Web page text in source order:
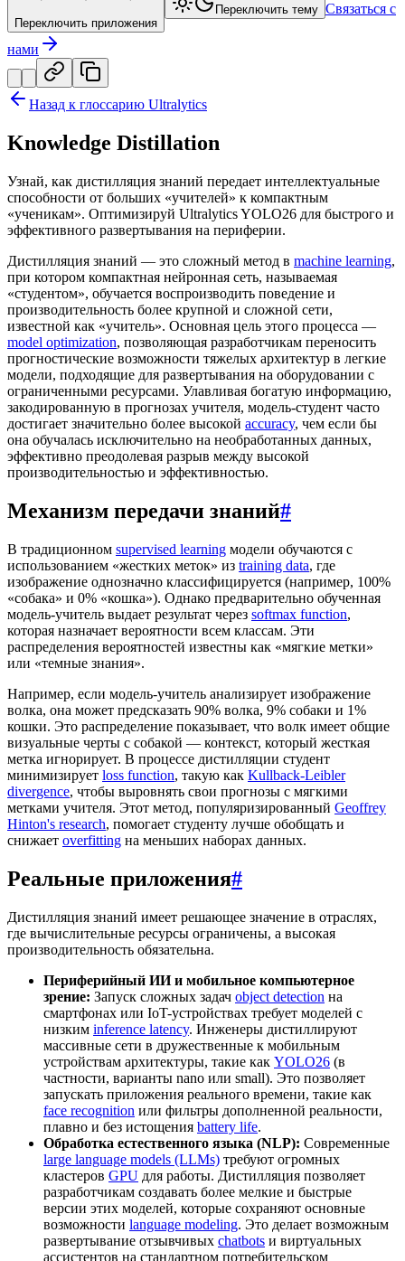
Переключить приложения
Переключить тему Связаться с
нами
Назад к глоссарию Ultralytics
Knowledge Distillation
Узнай, как дистилляция знаний передает интеллектуальные
способности от больших «учителей» к компактным
«ученикам». Оптимизируй Ultralytics YOLO26 для быстрого и
эффективного развертывания на периферии.
Дистилляция знаний — это сложный метод в machine learning,
при котором компактная нейронная сеть, называемая
«студентом», обучается воспроизводить поведение и
производительность более крупной и сложной сети,
известной как «учитель». Основная цель этого процесса —
model optimization, позволяющая разработчикам переносить
прогностические возможности тяжелых архитектур в легкие
модели, подходящие для развертывания на оборудовании с
ограниченными ресурсами. Улавливая богатую информацию,
закодированную в прогнозах учителя, модель-студент часто
достигает значительно более высокой accuracy, чем если бы
она обучалась исключительно на необработанных данных,
эффективно преодолевая разрыв между высокой
производительностью и эффективностью.
Механизм передачи знаний#
В традиционном supervised learning модели обучаются с
использованием «жестких меток» из training data, где
изображение однозначно классифицируется (например, 100%
«собака» и 0% «кошка»). Однако предварительно обученная
модель-учитель выдает результат через softmax function,
которая назначает вероятности всем классам. Эти
распределения вероятностей известны как «мягкие метки»
или «темные знания».
Например, если модель-учитель анализирует изображение
волка, она может предсказать 90% волка, 9% собаки и 1%
кошки. Это распределение показывает, что волк имеет общие
визуальные черты с собакой — контекст, который жесткая
метка игнорирует. В процессе дистилляции студент
минимизирует loss function, такую как Kullback-Leibler
divergence, чтобы выровнять свои прогнозы с мягкими
метками учителя. Этот метод, популяризированный Geoffrey
Hinton's research, помогает студенту лучше обобщать и
снижает overfitting на меньших наборах данных.
Реальные приложения#
Дистилляция знаний имеет решающее значение в отраслях,
где вычислительные ресурсы ограничены, а высокая
производительность обязательна.
Периферийный ИИ и мобильное компьютерное
зрение: Запуск сложных задач object detection на
смартфонах или IoT-устройствах требует моделей с
низким inference latency. Инженеры дистиллируют
массивные сети в дружественные к мобильным
устройствам архитектуры, такие как YOLO26 (в
частности, варианты nano или small). Это позволяет
запускать приложения реального времени, такие как
face recognition или фильтры дополненной реальности,
плавно и без истощения battery life.
Обработка естественного языка (NLP): Современные
large language models (LLMs) требуют огромных
кластеров GPU для работы. Дистилляция позволяет
разработчикам создавать более мелкие и быстрые
версии этих моделей, которые сохраняют основные
возможности language modeling. Это делает возможным
развертывание отзывчивых chatbots и виртуальных
ассистентов на стандартном потребительском